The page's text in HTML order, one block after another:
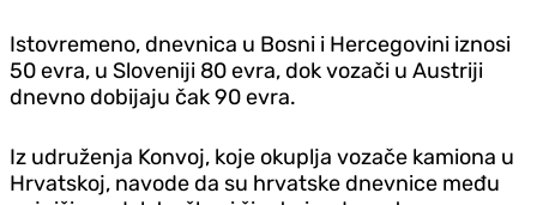
Istovremeno, dnevnica u Bosni i Hercegovini iznosi
50 evra, u Sloveniji 80 evra, dok vozači u Austriji
dnevno dobijaju čak 90 evra.
Iz udruženja Konvoj, koje okuplja vozače kamiona u
Hrvatskoj, navode da su hrvatske dnevnice među